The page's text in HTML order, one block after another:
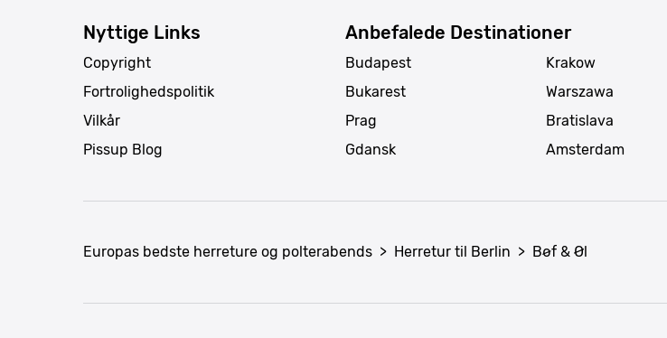
Nyttige Links
Copyright
Fortrolighedspolitik
Vilkår
Pissup Blog
Anbefalede Destinationer
Budapest
Bukarest
Prag
Gdansk
Krakow
Warszawa
Bratislava
Amsterdam
Europas bedste herreture og polterabends > Herretur til Berlin > Bøf & Øl